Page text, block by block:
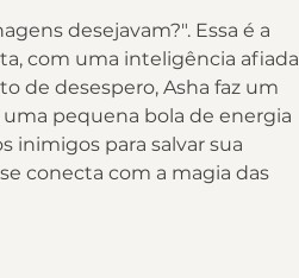
desejavam?". Essa é a
com uma inteligência afiada
de desespero, Asha faz um
pequena bola de energia
inimigos para salvar sua
conecta com a magia das